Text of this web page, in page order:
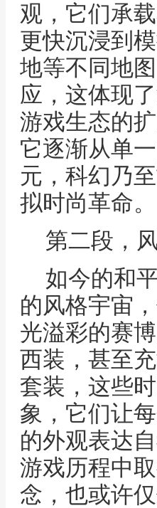
观，它们承
更快沉浸到
地等不同地
应，这体现
游戏生态的
它逐渐从单
元，科幻乃
拟时尚革命。
第二段，
如今的和
的风格宇宙
光溢彩的赛
西装，甚至
套装，这些
象，它们让
的外观表达
游戏历程中
念，也或许